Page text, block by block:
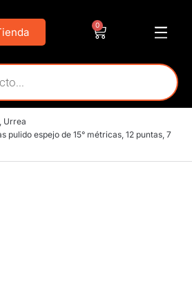
0
Urrea
pulido espejo de 15° métricas, 12 puntas, 7